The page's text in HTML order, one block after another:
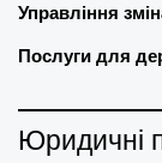
Управління
Послуги для
Юридичні